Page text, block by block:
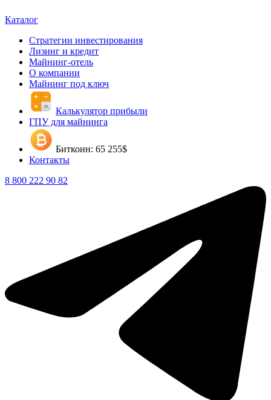
Каталог
Стратегии инвестирования
Лизинг и кредит
Майнинг-отель
О компании
Майнинг под ключ
Калькулятор прибыли
ГПУ для майнинга
Биткоин: 65 255$
Контакты
8 800 222 90 82